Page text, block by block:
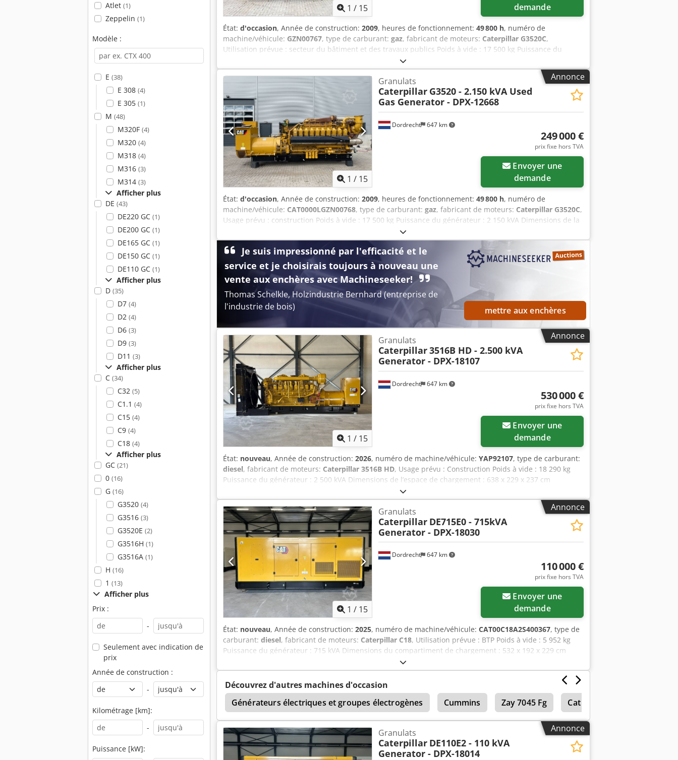
Atlet (1)
Zeppelin (1)
Modèle :
E (38)
E 308 (4)
E 305 (1)
M (48)
M320F (4)
M320 (4)
M318 (4)
M316 (3)
M314 (3)
Afficher plus
DE (43)
DE220 GC (1)
DE200 GC (1)
DE165 GC (1)
DE150 GC (1)
DE110 GC (1)
Afficher plus
D (35)
D7 (4)
D2 (4)
D6 (3)
D9 (3)
D11 (3)
Afficher plus
C (34)
C32 (5)
C1.1 (4)
C15 (4)
C9 (4)
C18 (4)
Afficher plus
GC (21)
0 (16)
G (16)
G3520 (4)
G3516 (3)
G3520E (2)
G3516H (1)
G3516A (1)
H (16)
1 (13)
Afficher plus
Prix :
-
Seulement avec indication de
prix
Année de construction :
-
Kilométrage [km]:
-
Puissance [kW]:
1 / 15
demande
État: d'occasion, Année de construction: 2009, heures de fonctionnement: 49 800 h, numéro de
machine/véhicule: GZN00767, type de carburant: gaz, fabricant de moteurs: Caterpillar G3520C,
Utilisation prévue : secteur du bâtiment et des travaux publics Poids à vide : 17 500 kg Puissance du
générateur : 2 150 kVA Csdpszpdn Uefx Apveha Dimensions de la zone de chargement : 7 x 2 x 27 cm Pour
obtenir de plus amples informations, veuillez contacter l’équipe DPX. = Options et accessoires
supplémentaires = - Panneau de commande
Annonce
1 / 15
Dordrecht 647 km
Granulats
Caterpillar G3520 - 2.150 kVA Used
Gas Generator - DPX-12668
249 000 €
prix fixe hors TVA
demande
État: d'occasion, Année de construction: 2009, heures de fonctionnement: 49 800 h, numéro de
machine/véhicule: CAT0000LGZN00768, type de carburant: gaz, fabricant de moteurs: Caterpillar G3520C,
Usage prévu : construction Poids à vide : 17 500 kg Puissance du générateur : 2 150 kVA Dimensions de la
zone de chargement : 7 x 2 x 27 cm Pour obtenir de plus amples informations, veuillez contacter l’équipe
DPX. = Options et accessoires supplémentaires = Chedpfx Apezpdn Iovea - Panneau de commande
Je suis impressionné par l'efficacité et le
service et je choisirais toujours à nouveau une
vente aux enchères avec Machineseeker!
Thomas Schelkle, Holzindustrie Bernhard (entreprise de
l'industrie de bois)
mettre aux enchères
Annonce
1 / 15
Dordrecht 647 km
Granulats
Caterpillar3516B HD - 2.500 kVA
Generator - DPX-18107
530 000 €
prix fixe hors TVA
demande
État: nouveau, Année de construction: 2026, numéro de machine/véhicule: YAP92107, type de carburant:
diesel, fabricant de moteurs: Caterpillar 3516B HD, Usage prévu : Construction Poids à vide : 18 290 kg
Puissance du générateur : 2 500 kVA Dimensions de l’espace de chargement : 638 x 229 x 237 cm
Marquage CE : oui Veuillez contacter l'équipe DPX pour plus d'informations. = Autres options et
accessoires = Chodpfx Aey R I D Sspvea - Tableau de commande
Annonce
1 / 15
Dordrecht 647 km
Granulats
Caterpillar DE715E0 - 715kVA
Generator - DPX-18030
110 000 €
prix fixe hors TVA
demande
État: nouveau, Année de construction: 2025, numéro de machine/véhicule: CAT00C18A2S400367, type de
carburant: diesel, fabricant de moteurs: Caterpillar C18, Utilisation prévue : BTP Poids à vide : 5 952 kg
Puissance du générateur : 715 kVA Dimensions du compartiment de chargement : 532 x 192 x 229 cm
Certification CE : oui Capacité du réservoir d'eau : 1 082 l Veuillez contacter l'équipe DPX pour plus
d'informations. = Autres options et accessoires = - Batterie Cedpfx Apsy Ttpfsvsha - Tableau de commande
- Toit en acier - Citerne
Découvrez d'autres machines d'occasion
Générateurs électriques et groupes électrogènes
Cummins Zay 7045 Fg Cat 938 G
Annonce
Granulats
Caterpillar DE110E2 - 110 kVA
Generator - DPX-18014